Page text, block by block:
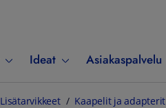
Ideat Asiakaspalvelu
Lisätarvikkeet Kaapelit ja adapterit